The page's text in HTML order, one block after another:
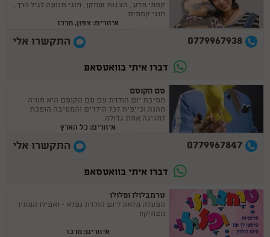
קסמי מדע , הצגות שחקן , חוגי תנועה לגיל הרך ,
חוגי קסמים .
איזורים: צפון, מרכז
0779967938 התקשרו אלי
דברו איתי בוואטסאפ
סם הקוסם
מסיבת יום הולדת עם סם הקוסם היא חוויה
מהנה וכייפית לכל הילדים והמסיבה הופכת
לחגיגה אחת גדולה.
איזורים: כל הארץ
0779967847 התקשרו אלי
דברו איתי בוואטסאפ
טרמבלולו ופלולו
הפעלה מלאה ליום הולדת נפלא - ואפילו המחיר
מצחיק!!
איזורים: מרכז